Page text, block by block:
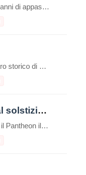
Creato in sessant'anni di appassionato collezionismo da Mario Praz (Roma 1896-1982) anglista e critico di levatura internazionale, al Casa Museo Mario Praz si presenta come una dimora nobiliare del secolo XIX. Mario Praz - pescatore, scrittore e
Nel cuore del centro storico di Roma, a pochi passi da Piazza Navona e dalla Fontana di Trevi, sorge uno dei monumenti più straordinari dell’antichità: il Pantheon, capolavoro dell’architettura romana, ancora oggi tra gli edifici meglio conservati dell’intero mondo classico. Breve storia del Pantheon Il nome Pantheon deriva dal greco e significa “tempio di tutti […]
Il Pantheon al solstizio d’inverno
Avete mai visitato il Pantheon il 21 dicembre? Sapete cosa succede? Uno straordinario effetto luminoso che si può ammirare solo un questa data, nel solstizio d’inverno. Il Tempio Solare L’oculus, unica finestra da cui penetra luce e calore, rende il Pantheon un “tempio solare“.Da l’oculus, un raggio di sole penetra all’interno e gira a seconda […]